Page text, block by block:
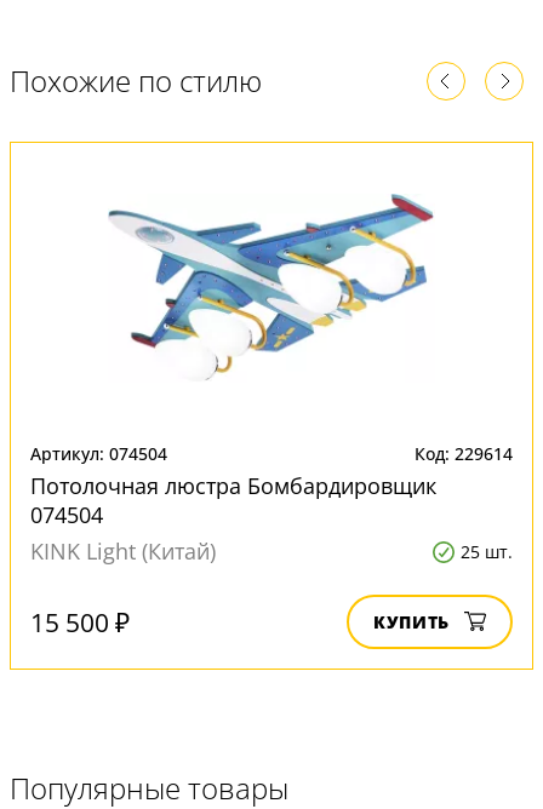
Похожие по стилю
Артикул: 074504 Код: 229614
Потолочная люстра Бомбардировщик
074504
KINK Light (Китай)
25 шт.
15 500 ₽ КУПИТЬ
Популярные товары